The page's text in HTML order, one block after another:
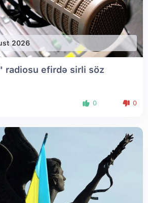
2026
radiosu efirdə sirli söz
0 0